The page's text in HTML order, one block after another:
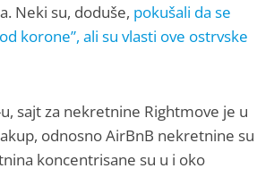
Neki su, doduše, pokušali da se
korone”, ali su vlasti ove ostrvske
sajt za nekretnine Rightmove je u
odnosno AirBnB nekretnine su
koncentrisane su u i oko